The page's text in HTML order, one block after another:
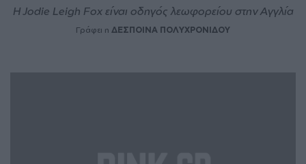
Η Jodie Leigh Fox είναι οδηγός λεωφορείου στην Αγγλία
Γράφει η ΔΕΣΠΟΙΝΑ ΠΟΛΥΧΡΟΝΙΔΟΥ